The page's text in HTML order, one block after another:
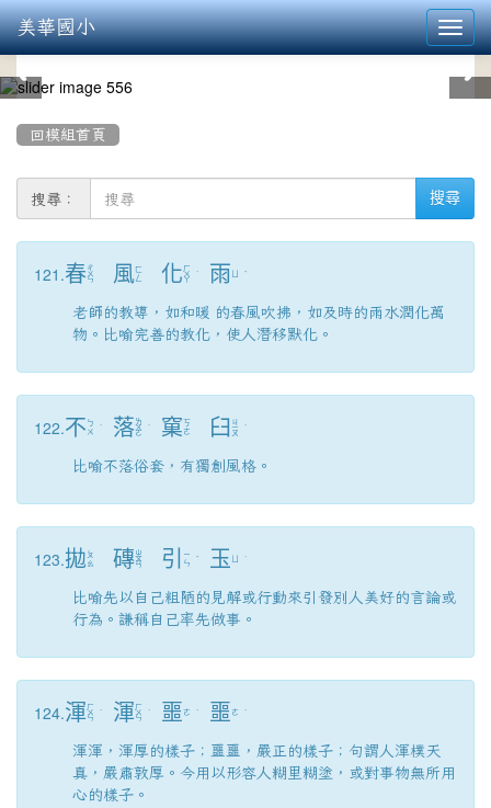
美華國小
回模組首頁
搜尋： 搜尋
121.春 ㄔ
ㄨ
ㄣ 風ㄈ
ㄥ
化 ㄏ
ㄨ
ㄚ
ˋ 雨 ˇ
老師的教導，如和暖 的春風吹拂，如及時的雨水潤化萬
物。比喻完善的教化，使人潛移默化。
122.不 ㄅ
ㄨ
ˋ 落ㄌ
ㄨ
ㄛ
ˋ 窠 ㄎ
ㄜ
臼 ㄐ
ㄧ
ㄡ
ˋ
比喻不落俗套，有獨創風格。
123.拋ㄆ
ㄠ
磚 ㄓ
ㄨ
ㄢ 引
ㄧ
ㄣ
ˇ 玉 ˋ
比喻先以自己粗陋的見解或行動來引發別人美好的言論或
行為。謙稱自己率先做事。
124.渾ㄏ
ㄨ
ㄣ
ˊ 渾ㄏ
ㄨ
ㄣ
ˊ 噩 ㄜ ˋ 噩 ㄜ ˋ
渾渾，渾厚的樣子；噩噩，嚴正的樣子；句謂人渾樸天
真，嚴肅敦厚。今用以形容人糊里糊塗，或對事物無所用
心的樣子。